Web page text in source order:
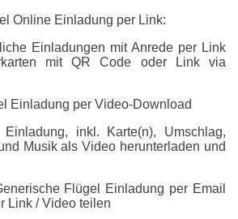
Online Einladung per Link:
Einladungen mit Anrede per Link
mit QR Code oder Link via
Einladung per Video-Download
inkl. Karte(n), Umschlag,
Musik als Video herunterladen und
Flügel Einladung per Email
Link / Video teilen